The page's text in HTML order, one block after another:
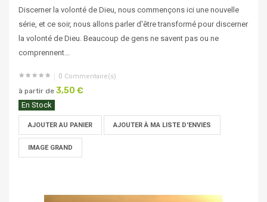
Discerner la volonté de Dieu, nous commençons ici une nouvelle
série, et ce soir, nous allons parler d'être transformé pour discerner
la volonté de Dieu. Beaucoup de gens ne savent pas ou ne
comprennent...
0 Commentaire(s)
à partir de 3,50 €
En Stock
AJOUTER AU PANIER AJOUTER À MA LISTE D'ENVIES
IMAGE GRAND